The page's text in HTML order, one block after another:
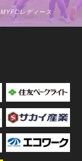
MYFCレディース